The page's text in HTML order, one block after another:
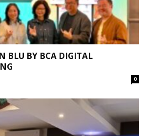
BLU BY BCA DIGITAL
0